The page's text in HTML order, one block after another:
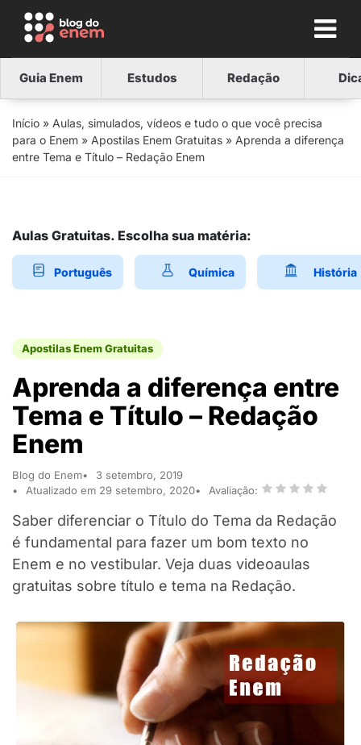
Guia Enem Estudos Redação
Início » Aulas, simulados, vídeos e tudo o que você precisa
para o Enem » Apostilas Enem Gratuitas » Aprenda a diferença
entre Tema e Título – Redação Enem
Aulas Gratuitas. Escolha sua matéria:
Português Química História
Apostilas Enem Gratuitas
Aprenda a diferença entre
Tema e Título – Redação
Enem
Blog do Enem
3 setembro, 2019
Atualizado em 29 setembro, 2020
Avaliação:
Saber diferenciar o Título do Tema da Redação
é fundamental para fazer um bom texto no
Enem e no vestibular. Veja duas videoaulas
gratuitas sobre título e tema na Redação.